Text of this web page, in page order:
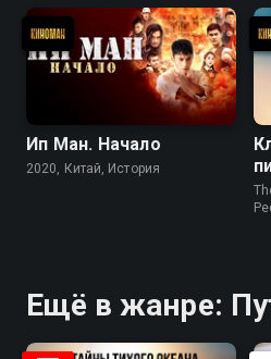
Ип Ман. Начало
2020, Китай, История
Ещё в жанре: